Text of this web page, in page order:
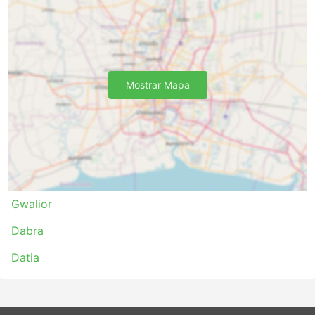
estação rodoviária com muita antecedência. O
check-in, mesmo em rotas internacionais, não leva
muito tempo. Os limites de bagagem são
geralmente muito favoráveis ao viajante, e a taxa
para bagagem extra, se forem estabelecidos
valores máximos, normalmente não é muito alto.
As passagens de ônibus podem ser mais
acessíveis em comparação com as passagens
aéreas ou de trem velozes. Existe sempre uma
escolha de classes de passagens para todos os
bolsos. As opções padrão mais baratas podem
ser um pouco lentas e não oferecem conforto
máximo, mas de qualquer forma são aceitáveis e
banheiros ou paradas para banheiro, assim como
pessoal e cobertores estão quase sempre
ônibus VIP oferecem poltronas comparáveis à
Gwalior
Dabra
Datia
Mostrar Mapa